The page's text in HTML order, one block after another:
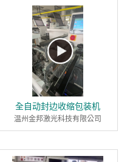
全自动封边收缩包装机
温州金邦激光科技有限公司